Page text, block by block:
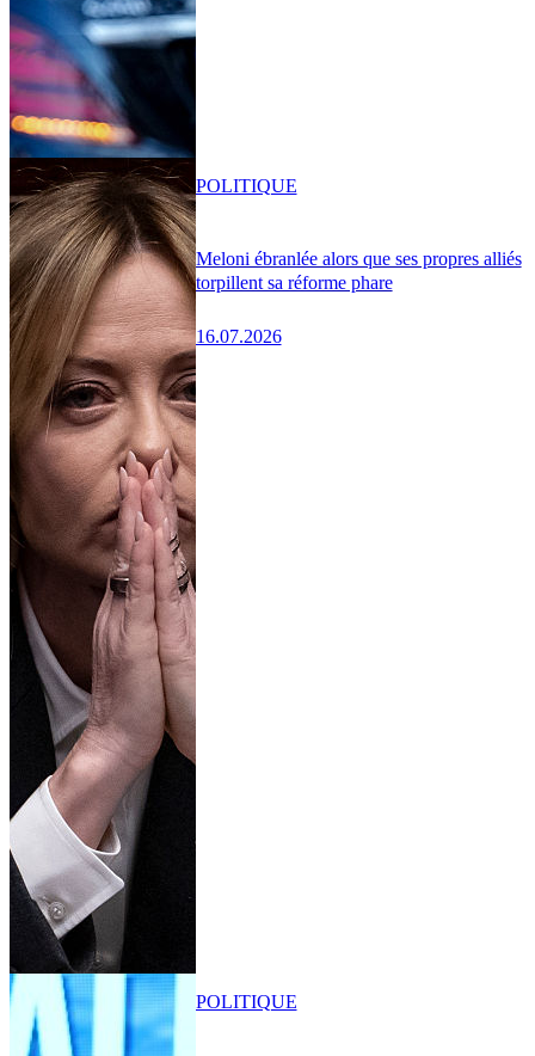
Meloni ébranlée alors que ses propres alliés
torpillent sa réforme phare
16.07.2026
POLITIQUE
POLITIQUE